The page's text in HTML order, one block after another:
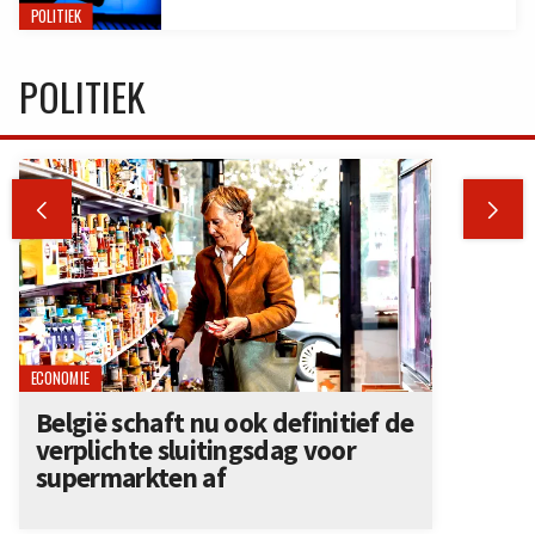
POLITIEK
POLITIEK
 
ECONOMIE
België schaft nu ook definitief de
verplichte sluitingsdag voor
supermarkten af